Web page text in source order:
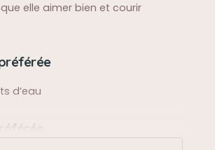
elle aimer bien et courir
d’eau